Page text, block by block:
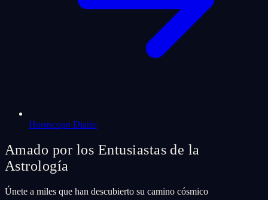
Horoscopo Diario
Amado por los Entusiastas de la
Astrología
Únete a miles que han descubierto su camino cósmico